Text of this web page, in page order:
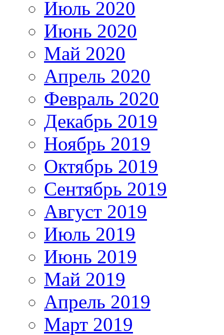
Июль 2020
Июнь 2020
Май 2020
Апрель 2020
Февраль 2020
Декабрь 2019
Ноябрь 2019
Октябрь 2019
Сентябрь 2019
Август 2019
Июль 2019
Июнь 2019
Май 2019
Апрель 2019
Март 2019